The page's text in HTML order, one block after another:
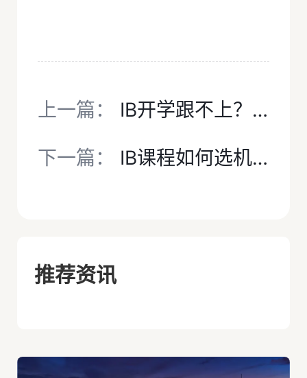
上一篇： IB开学跟不上？犀牛IB课程暑假班，牛剑师资带队，带你抢先拿下7分！
下一篇： IB课程如何选机构？三大核心优势，看懂为什么家长都选犀牛IB培训班
推荐资讯